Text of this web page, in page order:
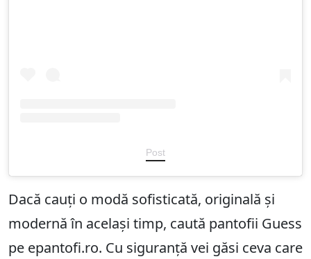
Post
Dacă cauți o modă sofisticată, originală și
modernă în același timp, caută pantofii Guess
pe epantofi.ro. Cu siguranță vei găsi ceva care